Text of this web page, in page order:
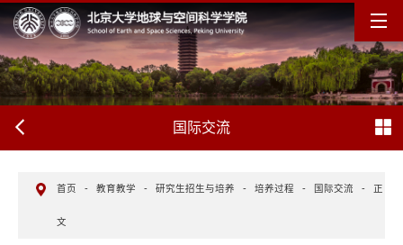
国际交流
首页 - 教育教学 - 研究生招生与培养 - 培养过程 - 国际交流 - 正
文